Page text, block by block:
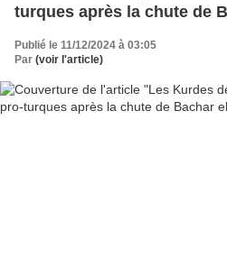
turques après la chute de
Publié le 11/12/2024 à 03:05
Par (voir l'article)